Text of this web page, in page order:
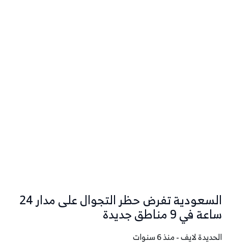
السعودية تفرض حظر التجوال على مدار 24
ساعة في 9 مناطق جديدة
الحديدة لايف - منذ 6 سنوات